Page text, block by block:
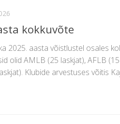
kokkuvõte
2025. aasta võistlustel osales
olid AMLB (25 laskjat), AFLB
Klubide arvestuses võitis